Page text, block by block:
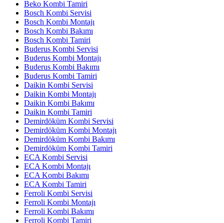
Beko Kombi Tamiri
Bosch Kombi Servisi
Bosch Kombi Montajı
Bosch Kombi Bakımı
Bosch Kombi Tamiri
Buderus Kombi Servisi
Buderus Kombi Montajı
Buderus Kombi Bakımı
Buderus Kombi Tamiri
Daikin Kombi Servisi
Daikin Kombi Montajı
Daikin Kombi Bakımı
Daikin Kombi Tamiri
Demirdöküm Kombi Servisi
Demirdöküm Kombi Montajı
Demirdöküm Kombi Bakımı
Demirdöküm Kombi Tamiri
ECA Kombi Servisi
ECA Kombi Montajı
ECA Kombi Bakımı
ECA Kombi Tamiri
Ferroli Kombi Servisi
Ferroli Kombi Montajı
Ferroli Kombi Bakımı
Ferroli Kombi Tamiri